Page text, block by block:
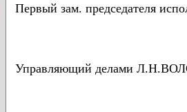
Первый зам. председателя
Управляющий делами